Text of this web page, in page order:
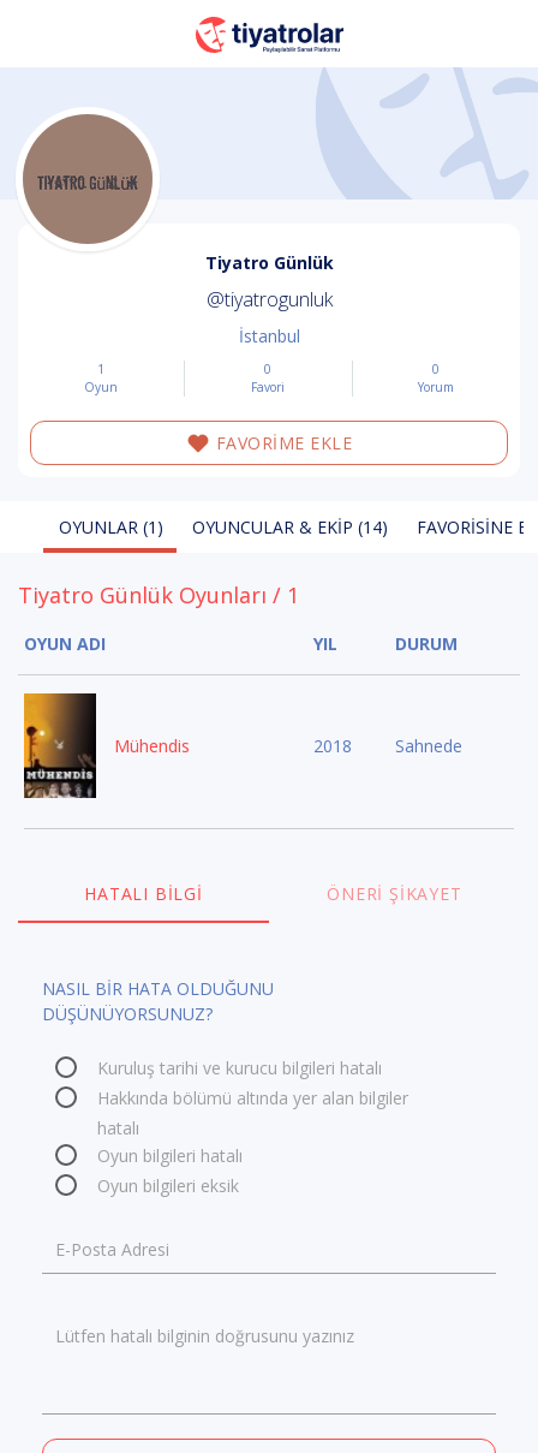
Tiyatro Günlük
@tiyatrogunluk
İstanbul
1
Oyun
0
Favori
0
Yorum
FAVORİME EKLE
OYUNLAR (1) OYUNCULAR & EKIP (14) FAVORISINE
Tiyatro Günlük Oyunları / 1
OYUN ADI YIL DURUM
Mühendis 2018 Sahnede
HATALI BILGI ÖNERI ŞIKAYET
NASIL BİR HATA OLDUĞUNU
DÜŞÜNÜYORSUNUZ?
Kuruluş tarihi ve kurucu bilgileri hatalı
Hakkında bölümü altında yer alan bilgiler
hatalı
Oyun bilgileri hatalı
Oyun bilgileri eksik
E-Posta Adresi
Lütfen hatalı bilginin doğrusunu yazınız